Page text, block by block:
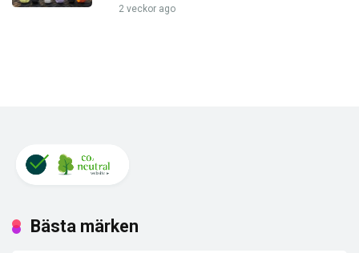
2 veckor ago
Bästa märken